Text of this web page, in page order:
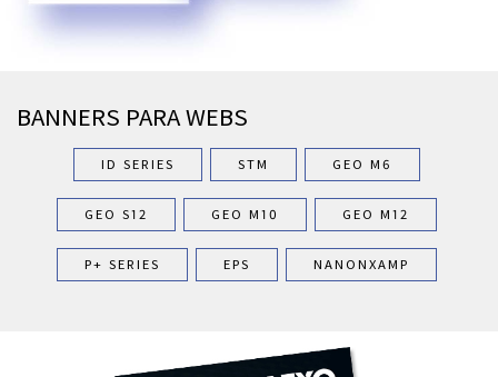
BANNERS PARA WEBS
ID SERIES STM GEO M6
GEO S12 GEO M10 GEO M12
P+ SERIES EPS NANONXAMP